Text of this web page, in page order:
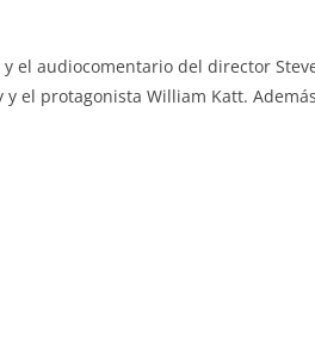
el audiocomentario del director
el protagonista William Katt.